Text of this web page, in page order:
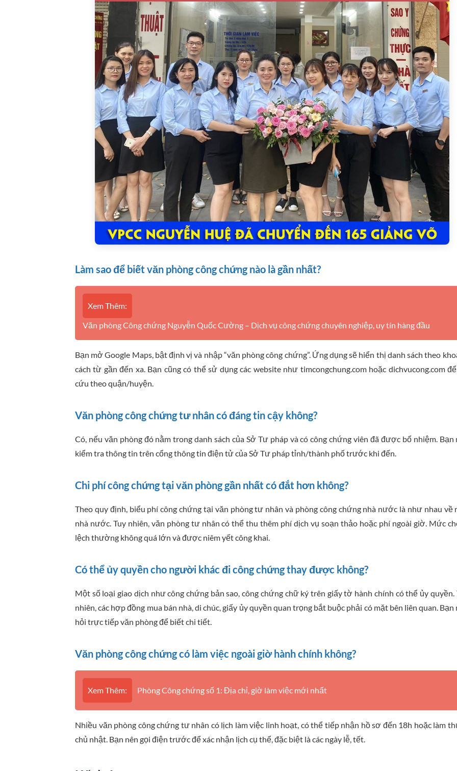
Làm sao để biết văn phòng công chứng nào là gần nhất?
Xem Thêm:
Văn phòng Công chứng Nguyễn Quốc Cường – Dịch vụ công chứng chuyên nghiệp, uy tín hàng đầu
Bạn mở Google Maps, bật định vị và nhập “văn phòng công chứng”. Ứng dụng sẽ hiển thị danh sách theo
cách từ gần đến xa. Bạn cũng có thể sử dụng các website như timcongchung.com hoặc dichvucong.com
cứu theo quận/huyện.
Văn phòng công chứng tư nhân có đáng tin cậy không?
Có, nếu văn phòng đó nằm trong danh sách của Sở Tư pháp và có công chứng viên đã được bổ nhiệm. Bạn
kiểm tra thông tin trên cổng thông tin điện tử của Sở Tư pháp tỉnh/thành phố trước khi đến.
Chi phí công chứng tại văn phòng gần nhất có đắt hơn không?
Theo quy định, biểu phí công chứng tại văn phòng tư nhân và phòng công chứng nhà nước là như nhau về
nhà nước. Tuy nhiên, văn phòng tư nhân có thể thu thêm phí dịch vụ soạn thảo hoặc phí ngoài giờ. Mức
lệch thường không quá lớn và được niêm yết công khai.
Có thể ủy quyền cho người khác đi công chứng thay được không?
Một số loại giao dịch như công chứng bản sao, công chứng chữ ký trên giấy tờ hành chính có thể ủy quyền.
nhiên, các hợp đồng mua bán nhà, di chúc, giấy ủy quyền quan trọng bắt buộc phải có mặt bên liên quan. Bạn
hỏi trực tiếp văn phòng để biết chi tiết.
Văn phòng công chứng có làm việc ngoài giờ hành chính không?
Xem Thêm: Phòng Công chứng số 1: Địa chỉ, giờ làm việc mới nhất
Nhiều văn phòng công chứng tư nhân có lịch làm việc linh hoạt, có thể tiếp nhận hồ sơ đến 18h hoặc làm
chủ nhật. Bạn nên gọi điện trước để xác nhận lịch cụ thể, đặc biệt là các ngày lễ, tết.